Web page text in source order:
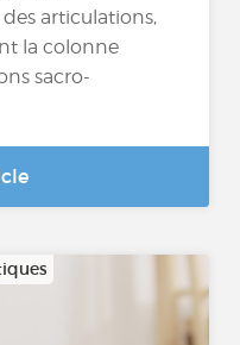
articulations,
la colonne
sacro-